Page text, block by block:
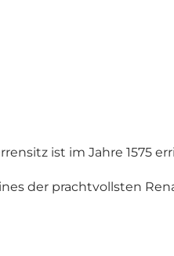
ist im Jahre 1575
der prachtvollsten